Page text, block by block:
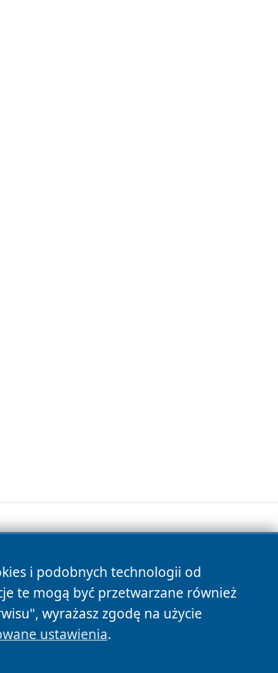
i podobnych technologii od
te mogą być przetwarzane również
wyrażasz zgodę na użycie
ustawienia.